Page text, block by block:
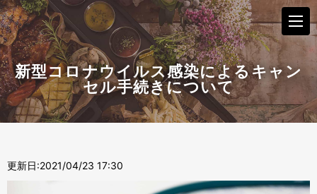
新型コロナウイルス感染によるキャン
セル手続きについて
更新日:2021/04/23 17:30